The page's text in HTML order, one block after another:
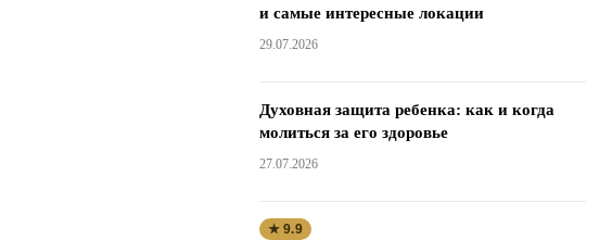
и самые интересные локации
29.07.2026
Духовная защита ребенка: как и когда
молиться за его здоровье
27.07.2026
★ 9.9